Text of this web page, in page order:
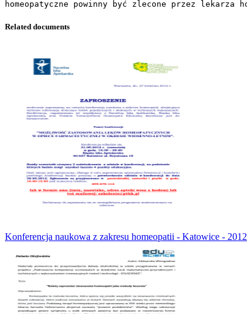
Related documents
Konferencja naukowa z zakresu homeopatii - Katowice - 2012